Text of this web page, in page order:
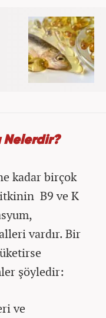
Nelerdir?
kadar birçok
B9 ve K
vardır. Bir
şöyledir:
ve